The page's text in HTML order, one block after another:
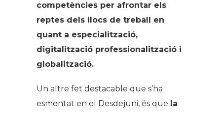
competències per afrontar els
reptes dels llocs de treball en
quant a especialització,
digitalització professionalització i
globalització.
Un altre fet destacable que s’ha
esmentat en el Desdejuni, és que la